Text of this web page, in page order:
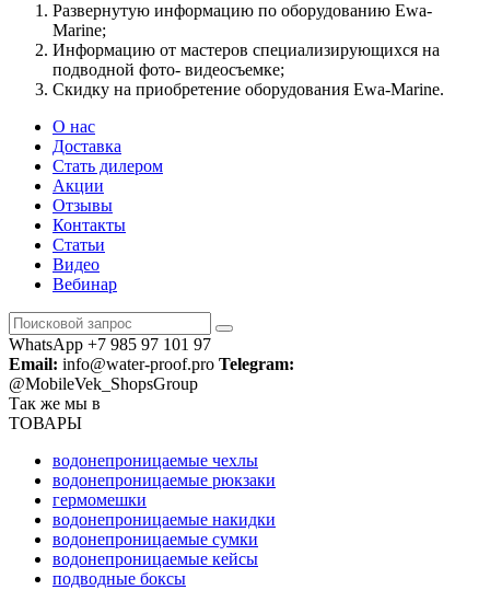
Развернутую информацию по оборудованию Ewa-
Marine;
Информацию от мастеров специализирующихся на
подводной фото- видеосъемке;
Скидку на приобретение оборудования Ewa-Marine.
О нас
Доставка
Стать дилером
Акции
Отзывы
Контакты
Статьи
Видео
Вебинар
WhatsApp +7 985 97 101 97
Email: info@water-proof.pro Telegram:
@MobileVek_ShopsGroup
Так же мы в
ТОВАРЫ
водонепроницаемые чехлы
водонепроницаемые рюкзаки
гермомешки
водонепроницаемые накидки
водонепроницаемые сумки
водонепроницаемые кейсы
подводные боксы